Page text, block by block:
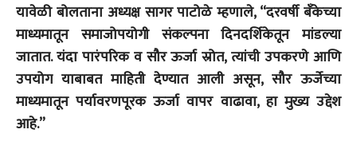
यावेळी बोलताना अध्यक्ष सागर पाटोळे म्हणाले, “दरवर्षी बँकेच्या
माध्यमातून समाजोपयोगी संकल्पना दिनदर्शिकेतून मांडल्या
जातात. यंदा पारंपरिक व सौर ऊर्जा स्रोत, त्यांची उपकरणे आणि
उपयोग याबाबत माहिती देण्यात आली असून, सौर ऊर्जेच्या
माध्यमातून पर्यावरणपूरक ऊर्जा वापर वाढावा, हा मुख्य उद्देश
आहे.”